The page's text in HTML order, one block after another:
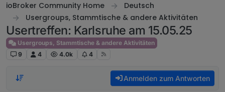
ioBroker Community Home
Deutsch
Usergroups, Stammtische & andere Aktivitäten
Usertreffen: Karlsruhe am 15.05.25
Usergroups, Stammtische & andere Aktivitäten
9
4 4.0k 4
Anmelden zum Antworten